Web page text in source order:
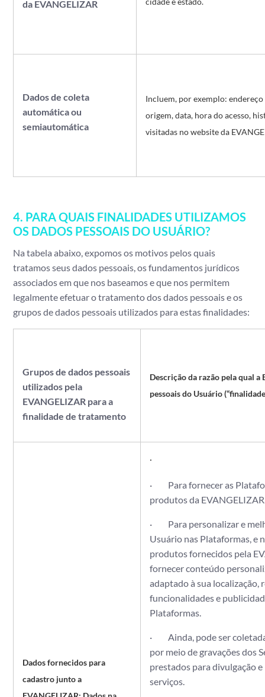
da EVANGELIZAR
Dados de coleta
automática ou
semiautomática
Incluem, por exemplo:
origem, data, hora do acesso,
visitadas no website da
4. PARA QUAIS FINALIDADES UTILIZAMOS
OS DADOS PESSOAIS DO USUÁRIO?
Na tabela abaixo, expomos os motivos pelos quais
tratamos seus dados pessoais, os fundamentos jurídicos
associados em que nos baseamos e que nos permitem
legalmente efetuar o tratamento dos dados pessoais e os
grupos de dados pessoais utilizados para estas finalidades:
Grupos de dados pessoais
utilizados pela
EVANGELIZAR para a
finalidade de tratamento
Descrição da razão pela qual a
pessoais do Usuário
Dados fornecidos para
cadastro junto a
·
· Para fornecer as
produtos da
· Para personalizar e
Usuário nas Plataformas, e
produtos fornecidos pela
fornecer conteúdo
adaptado à sua localização,
funcionalidades e
Plataformas.
· Ainda, pode ser
por meio de gravações dos
prestados para divulgação
serviços.